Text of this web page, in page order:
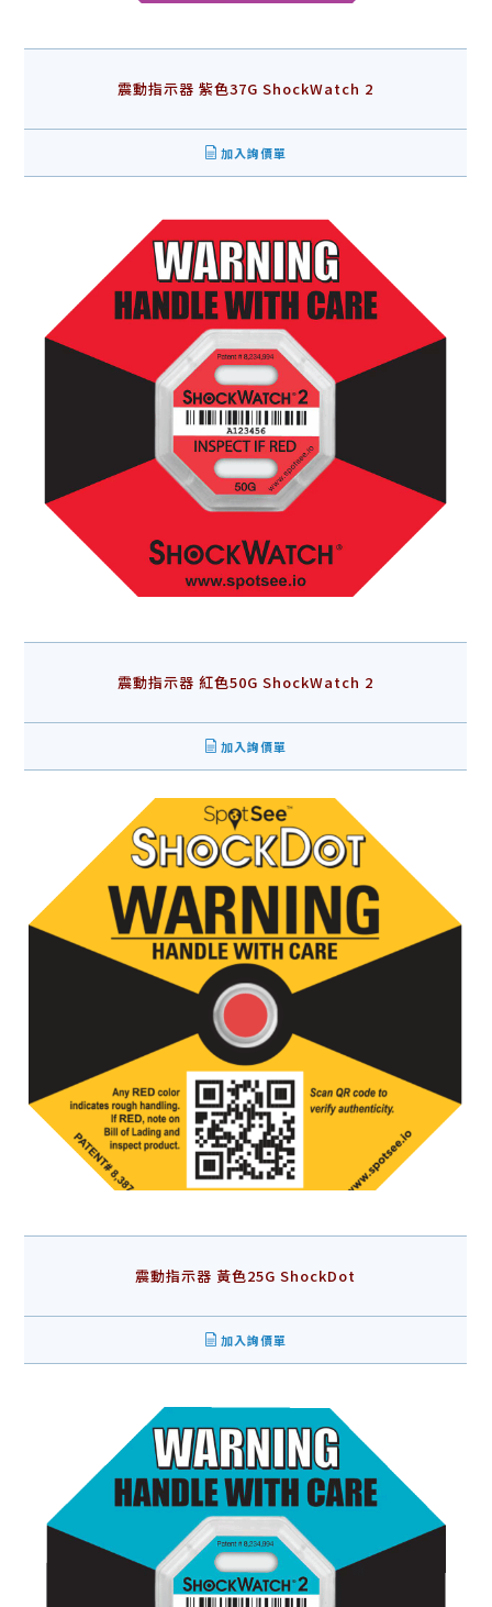
震動指示器 紫色37G ShockWatch 2
加入詢價單
震動指示器 紅色50G ShockWatch 2
加入詢價單
震動指示器 黃色25G ShockDot
加入詢價單